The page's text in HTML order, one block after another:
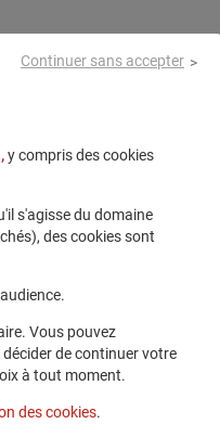
y compris des cookies
s'agisse du domaine
des cookies sont
Vous pouvez
de continuer votre
à tout moment.
des cookies.
Continuer sans accepter